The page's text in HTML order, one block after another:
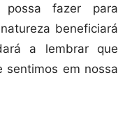
possa fazer para
beneficiará
a lembrar que
sentimos em nossa